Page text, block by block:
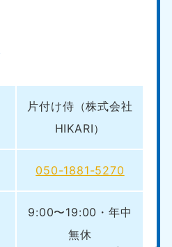
片付け侍（株式会社
HIKARI）
050-1881-5270
9:00〜19:00・年中
無休